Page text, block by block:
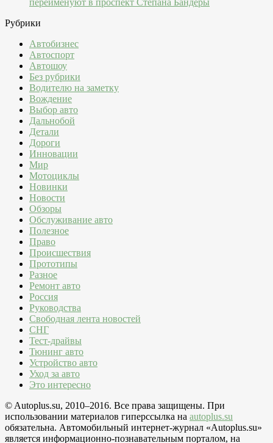
переименуют в проспект Степана Бандеры
Рубрики
Автобизнес
Автоспорт
Автошоу
Без рубрики
Водителю на заметку
Вождение
Выбор авто
Дальнобой
Детали
Дороги
Инновации
Мир
Мотоциклы
Новинки
Новости
Обзоры
Обслуживание авто
Полезное
Право
Происшествия
Прототипы
Разное
Ремонт авто
Россия
Руководства
Свободная лента новостей
СНГ
Тест-драйвы
Тюнинг авто
Устройство авто
Уход за авто
Это интересно
© Autoplus.su, 2010–2016. Все права защищены. При
использовании материалов гиперссылка на autoplus.su
обязательна. Автомобильный интернет-журнал «Autoplus.su»
является информационно-познавательным порталом, на